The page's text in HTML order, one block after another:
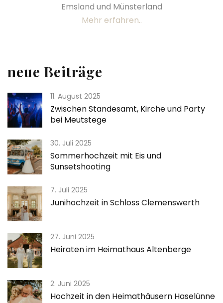
Emsland und Münsterland
Mehr erfahren..
neue Beiträge
11. August 2025
Zwischen Standesamt, Kirche und Party
bei Meutstege
30. Juli 2025
Sommerhochzeit mit Eis und
Sunsetshooting
7. Juli 2025
Junihochzeit in Schloss Clemenswerth
27. Juni 2025
Heiraten im Heimathaus Altenberge
2. Juni 2025
Hochzeit in den Heimathäusern Haselünne